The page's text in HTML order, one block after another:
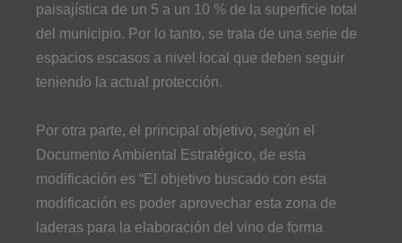
paisajística de un 5 a un 10 % de la superficie total
del municipio. Por lo tanto, se trata de una serie de
espacios escasos a nivel local que deben seguir
teniendo la actual protección.
Por otra parte, el principal objetivo, según el
Documento Ambiental Estratégico, de esta
modificación es “El objetivo buscado con esta
modificación es poder aprovechar esta zona de
laderas para la elaboración del vino de forma